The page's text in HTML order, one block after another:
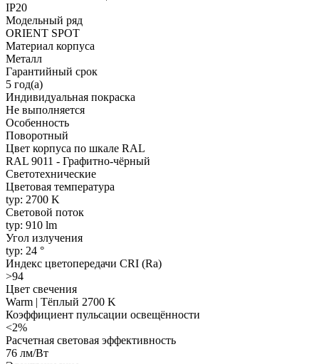
IP20
Модельный ряд
ORIENT SPOT
Материал корпуса
Металл
Гарантийный срок
5 год(а)
Индивидуальная покраска
Не выполняется
Особенность
Поворотный
Цвет корпуса по шкале RAL
RAL 9011 - Графитно-чёрный
Светотехнические
Цветовая температура
typ: 2700 K
Световой поток
typ: 910 lm
Угол излучения
typ: 24 °
Индекс цветопередачи CRI (Ra)
>94
Цвет свечения
Warm | Тёплый 2700 K
Коэффициент пульсации освещённости
<2%
Расчетная световая эффективность
76 лм/Вт